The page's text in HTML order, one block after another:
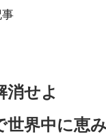
消せよ
世界中に恵